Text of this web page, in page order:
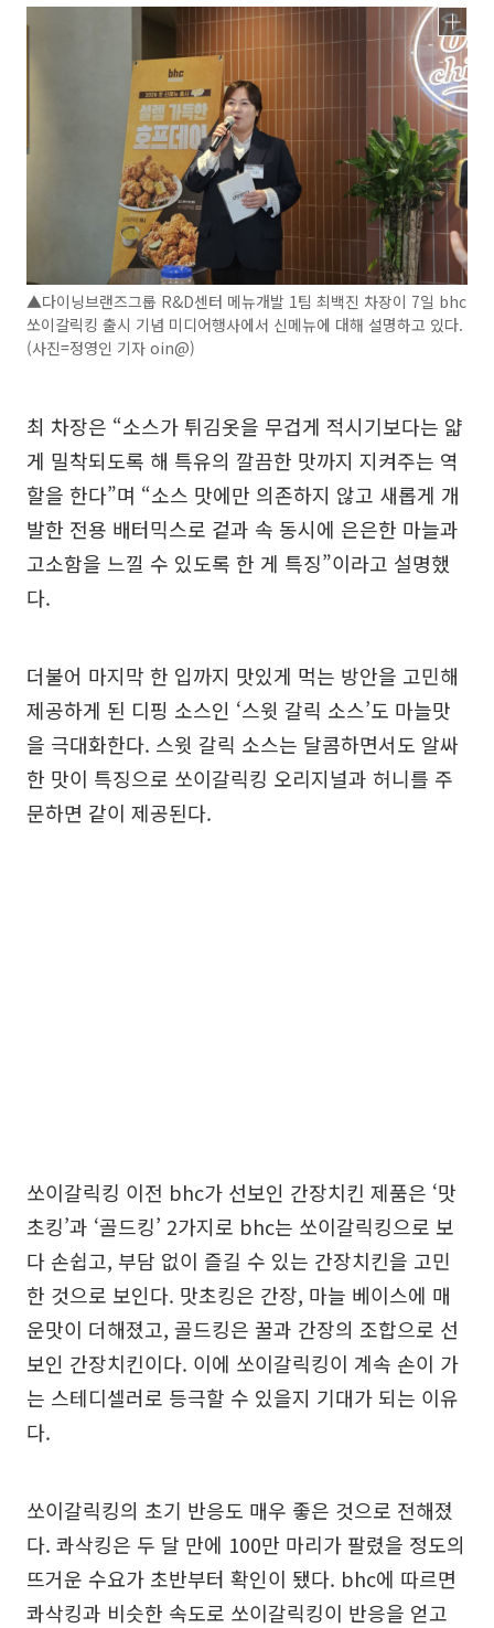
▲다이닝브랜즈그룹 R&D센터 메뉴개발 1팀 최백진 차장이 7일 bhc
쏘이갈릭킹 출시 기념 미디어행사에서 신메뉴에 대해 설명하고 있다.
(사진=정영인 기자 oin@)
최 차장은 “소스가 튀김옷을 무겁게 적시기보다는 얇
게 밀착되도록 해 특유의 깔끔한 맛까지 지켜주는 역
할을 한다”며 “소스 맛에만 의존하지 않고 새롭게 개
발한 전용 배터믹스로 겉과 속 동시에 은은한 마늘과
고소함을 느낄 수 있도록 한 게 특징”이라고 설명했
다.
더불어 마지막 한 입까지 맛있게 먹는 방안을 고민해
제공하게 된 디핑 소스인 ‘스윗 갈릭 소스’도 마늘맛
을 극대화한다. 스윗 갈릭 소스는 달콤하면서도 알싸
한 맛이 특징으로 쏘이갈릭킹 오리지널과 허니를 주
문하면 같이 제공된다.
쏘이갈릭킹 이전 bhc가 선보인 간장치킨 제품은 ‘맛
초킹’과 ‘골드킹’ 2가지로 bhc는 쏘이갈릭킹으로 보
다 손쉽고, 부담 없이 즐길 수 있는 간장치킨을 고민
한 것으로 보인다. 맛초킹은 간장, 마늘 베이스에 매
운맛이 더해졌고, 골드킹은 꿀과 간장의 조합으로 선
보인 간장치킨이다. 이에 쏘이갈릭킹이 계속 손이 가
는 스테디셀러로 등극할 수 있을지 기대가 되는 이유
다.
쏘이갈릭킹의 초기 반응도 매우 좋은 것으로 전해졌
다. 콰삭킹은 두 달 만에 100만 마리가 팔렸을 정도의
뜨거운 수요가 초반부터 확인이 됐다. bhc에 따르면
콰삭킹과 비슷한 속도로 쏘이갈릭킹이 반응을 얻고